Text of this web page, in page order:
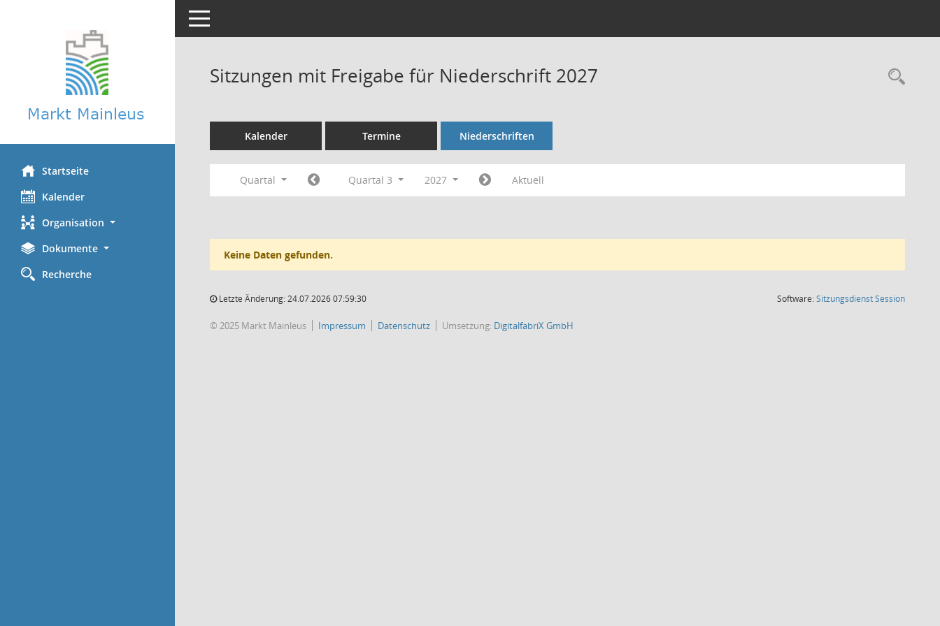
Startseite
Kalender
Organisation
Dokumente
Recherche
Toggle navigation
Sitzungen mit Freigabe für Niederschrift 2027
Kalender Termine Niederschriften
Quartal Quartal 3 2027 Aktuell
Keine Daten gefunden.
Letzte Änderung: 24.07.2026 07:59:30 Software:SitzungsdienstSession(Wird in
© 2025 Markt Mainleus Impressum Datenschutz Umsetzung: DigitalfabriX GmbH